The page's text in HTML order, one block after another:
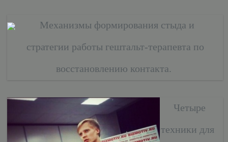
Механизмы формирования стыда и
стратегии работы гештальт-терапевта по
восстановлению контакта.
Четыре
техники для